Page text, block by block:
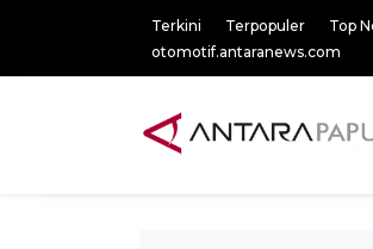
Terkini Terpopuler Top
otomotif.antaranews.com